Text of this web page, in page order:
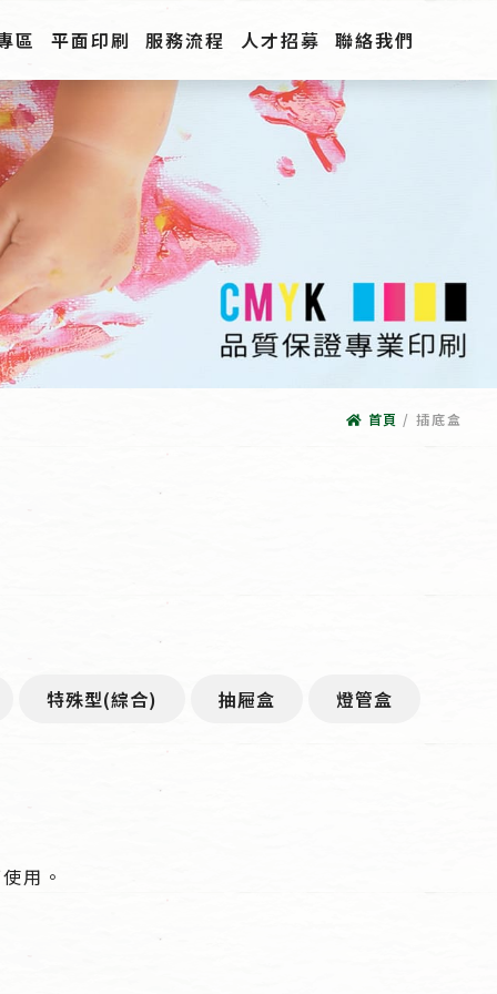
區 平面印刷 服務流程 人才招募 聯絡我們
首頁 / 插底盒
特殊型(綜合) 抽屜盒 燈管盒
用。